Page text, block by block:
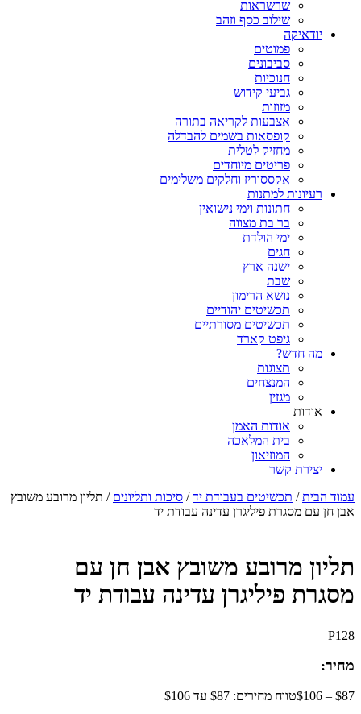
שרשראות
שילוב כסף וזהב
יודאיקה
פמוטים
סביבונים
חנוכיות
גביעי קידוש
מזוזות
אצבעות לקריאה בתורה
קופסאות בשמים להבדלה
מחזיק לטלית
פריטים מיוחדים
אקססוריז וחלקים משלימים
רעיונות למתנות
חתונות וימי נישואין
בר בת מצווה
ימי הולדת
חגים
ישנה ארץ
שבת
נושא הרימון
תכשיטים יהודיים
תכשיטים מסורתיים
גיפט קארד
מה חדש?
תצוגות
המנצחים
מגזין
אודות
אודות האמן
בית המלאכה
המוזיאון
יצירת קשר
עמוד הבית/ תכשיטים בעבודת יד/ סיכות ותליונים / תליון מרובע משובץ
אבן חן עם מסגרת פיליגרן עדינה עבודת יד
תליון מרובע משובץ אבן חן עם
מסגרת פיליגרן עדינה עבודת יד
P128
מחיר:
$87
–
$106 טווח מחירים: ⁦$87⁩ עד ⁦$106⁩